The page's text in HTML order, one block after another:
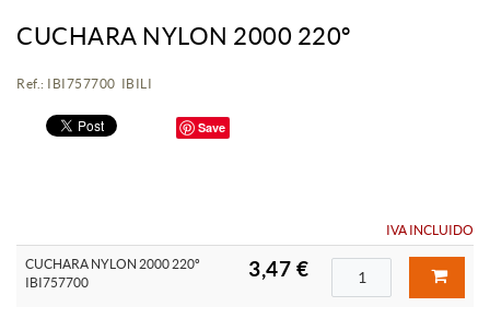
CUCHARA NYLON 2000 220º
Ref.: IBI757700 IBILI
Save
IVA INCLUIDO
CUCHARA NYLON 2000 220º
IBI757700
3,47 €